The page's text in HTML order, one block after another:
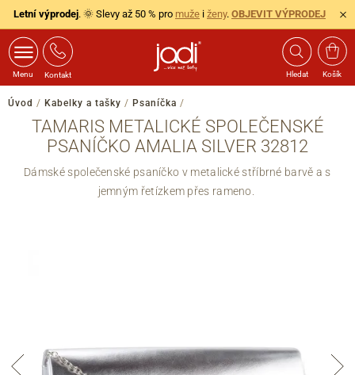
Letní výprodej. 🌞 Slevy až 50 % pro muže i ženy. OBJEVIT VÝPRODEJ
Menu Kontakt Hledat Košík
Úvod / Kabelky a tašky / Psaníčka /
TAMARIS METALICKÉ SPOLEČENSKÉ
PSANÍČKO AMALIA SILVER 32812
Dámské společenské psaníčko v metalické stříbrné barvě a s
jemným řetízkem přes rameno.